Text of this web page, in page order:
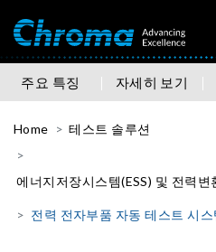
주요 특징 자세히 보기
Home 테스트 솔루션
에너지저장시스템(ESS) 및 전력
전력 전자부품 자동 테스트 시스